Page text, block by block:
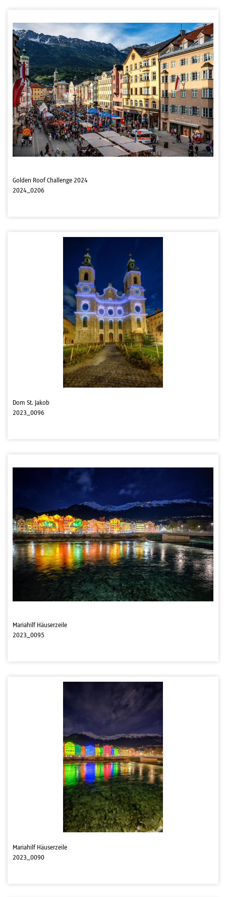
Golden Roof Challenge 2024
2024_0206
Dom St. Jakob
2023_0096
Mariahilf Häuserzeile
2023_0095
Mariahilf Häuserzeile
2023_0090